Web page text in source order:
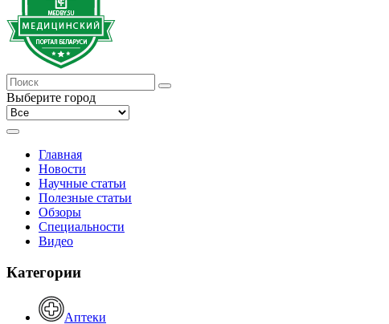
Выберите город
Главная
Новости
Научные статьи
Полезные статьи
Обзоры
Специальности
Видео
Категории
Аптеки